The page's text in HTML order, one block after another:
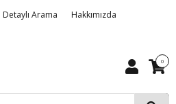
Detaylı Arama Hakkımızda
0